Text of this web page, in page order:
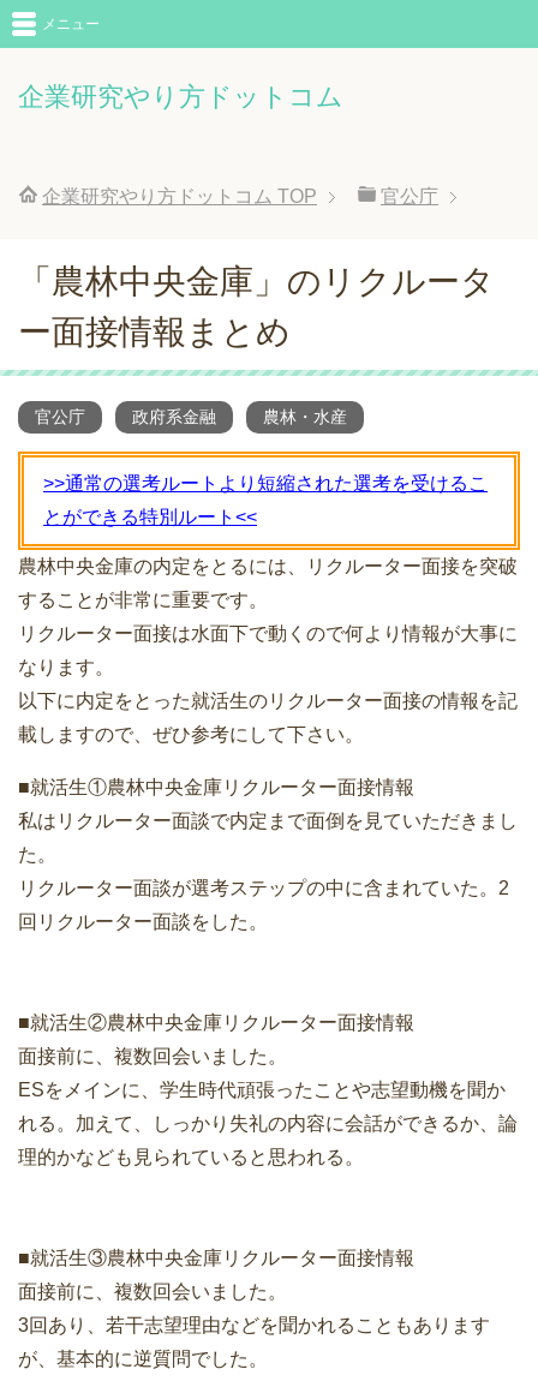
企業研究やり方ドットコム
メニュー
企業研究やり方ドットコム TOP 官公庁
「農林中央金庫」のリクルータ
ー面接情報まとめ
官公庁 政府系金融 農林・水産
>>通常の選考ルートより短縮された選考を受けるこ
とができる特別ルート<<
農林中央金庫の内定をとるには、リクルーター面接を突破
することが非常に重要です。
リクルーター面接は水面下で動くので何より情報が大事に
なります。
以下に内定をとった就活生のリクルーター面接の情報を記
載しますので、ぜひ参考にして下さい。
■就活生①農林中央金庫リクルーター面接情報
私はリクルーター面談で内定まで面倒を見ていただきまし
た。
リクルーター面談が選考ステップの中に含まれていた。2
回リクルーター面談をした。
■就活生②農林中央金庫リクルーター面接情報
面接前に、複数回会いました。
ESをメインに、学生時代頑張ったことや志望動機を聞か
れる。加えて、しっかり失礼の内容に会話ができるか、論
理的かなども見られていると思われる。
■就活生③農林中央金庫リクルーター面接情報
面接前に、複数回会いました。
3回あり、若干志望理由などを聞かれることもあります
が、基本的に逆質問でした。